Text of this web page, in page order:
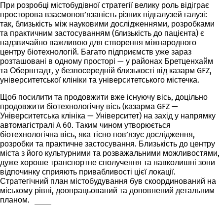
При розробці містобудівної стратегії велику роль відіграє
просторова взаємопов’язаність різних підгалузей галузі:
так, близькість між науковими дослідженнями, розробками
та практичним застосуванням (близькість до пацієнта) є
надзвичайно важливою для створення міжнародного
центру біотехнологій. Багато підприємств уже зараз
розташовані в одному просторі — у районах Бретценхайм
та Оберштадт, у безпосередній близькості від казарм GFZ,
університетської клініки та університетського містечка.
Щоб посилити та продовжити вже існуючу вісь, доцільно
продовжити біотехнологічну вісь (казарма GFZ —
Університетська клініка — Університет) на захід у напрямку
автомагістралі A 60. Таким чином утворюється
біотехнологічна вісь, яка тісно пов’язує дослідження,
розробки та практичне застосування. Близькість до центру
міста з його культурними та розважальними можливостями,
дуже хороше транспортне сполучення та навколишні зони
відпочинку сприяють привабливості цієї локації.
Стратегічний план містобудування був скоординований на
міському рівні, доопрацьований та доповнений детальним
планом.